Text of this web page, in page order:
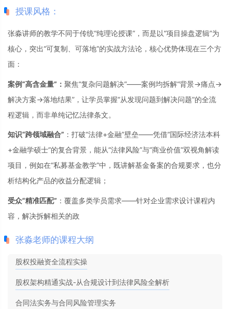
授课风格：
张淼讲师的教学不同于传统“纯理论授课”，而是以“项目操盘逻辑”为
核心，突出“可复制、可落地”的实战方法论，核心优势体现在三个方
面：
案例“高含金量”： 聚焦“复杂问题解决”——案例均拆解“背景→痛点→
解决方案→落地结果”，让学员掌握“从发现问题到解决问题”的全流
程逻辑，而非单纯记忆法律条文。
知识“跨领域融合” ：打破“法律+金融”壁垒——凭借“国际经济法本科
+金融学硕士”的复合背景，能从“法律风险”与“商业价值”双视角解读
项目，例如在“私募基金教学”中，既讲解基金备案的合规要求，也分
析结构化产品的收益分配逻辑；
受众“精准匹配” ：覆盖多类学员需求——针对企业需求设计课程内
容，解决拆解相关的政
张淼老师的课程大纲
股权投融资全流程实操
股权架构精通实战-从合规设计到法律风险全解析
合同法实务与合同风险管理实务